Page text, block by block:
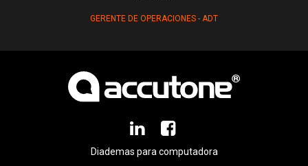
GERENTE DE OPERACIONES - ADT
Diademas para computadora